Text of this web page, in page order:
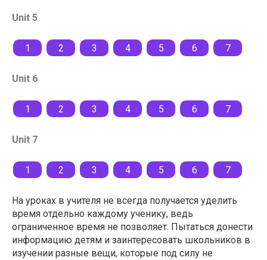
Unit 5
1 2 3 4 5 6 7
Unit 6
1 2 3 4 5 6 7
Unit 7
1 2 3 4 5 6 7
На уроках в учителя не всегда получается уделить
время отдельно каждому ученику, ведь
ограниченное время не позволяет. Пытаться донести
информацию детям и заинтересовать школьников в
изучении разные вещи, которые под силу не